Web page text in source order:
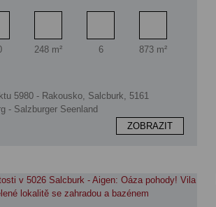
Obytný prostor
248 m²
Koupelna
6
Plocha pozemku
873 m²
5980 - Rakousko, Salcburk, 5161
- Salzburger Seenland
ZOBRAZIT